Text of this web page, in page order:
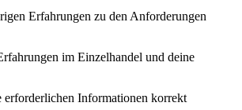
Erfahrungen zu den Anforderungen
im Einzelhandel und deine
erforderlichen Informationen korrekt